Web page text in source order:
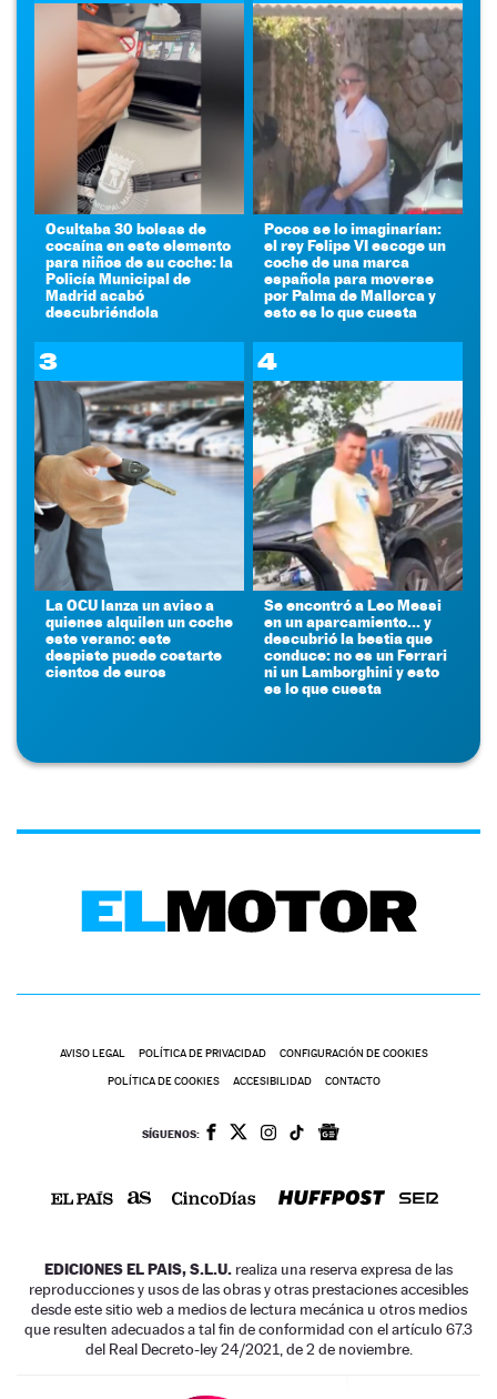
Ocultaba 30 bolsas de
cocaína en este elemento
para niños de su coche: la
Policía Municipal de
Madrid acabó
descubriéndola
Pocos se lo imaginarían:
el rey Felipe VI escoge un
coche de una marca
española para moverse
por Palma de Mallorca y
esto es lo que cuesta
3
La OCU lanza un aviso a
quienes alquilen un coche
este verano: este
despiste puede costarte
cientos de euros
4
Se encontró a Leo Messi
en un aparcamiento... y
descubrió la bestia que
conduce: no es un Ferrari
ni un Lamborghini y esto
es lo que cuesta
AVISO LEGAL POLÍTICA DE PRIVACIDAD CONFIGURACIÓN DE COOKIES
POLÍTICA DE COOKIES ACCESIBILIDAD CONTACTO
SÍGUENOS:
EDICIONES EL PAIS, S.L.U. realiza una reserva expresa de las
reproducciones y usos de las obras y otras prestaciones accesibles
desde este sitio web a medios de lectura mecánica u otros medios
que resulten adecuados a tal fin de conformidad con el artículo 67.3
del Real Decreto-ley 24/2021, de 2 de noviembre.